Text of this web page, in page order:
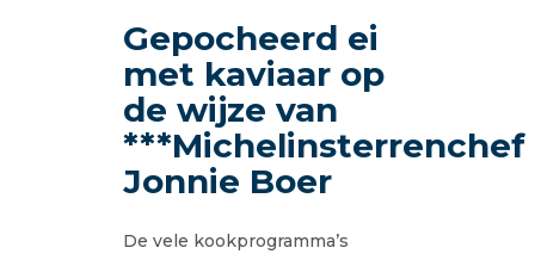
Gepocheerd ei
met kaviaar op
de wijze van
***Michelinsterrenchef
Jonnie Boer
De vele kookprogramma’s